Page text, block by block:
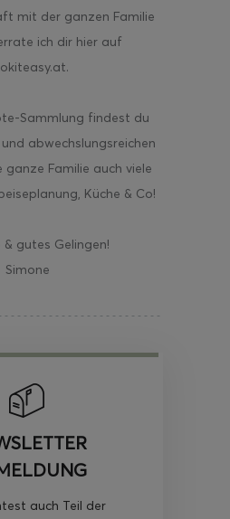
mit der ganzen Familie
ich dir hier auf
Sammlung findest du
abwechslungsreichen
ganze Familie auch viele
Küche & Co!
& gutes Gelingen!
Simone
auch Teil der